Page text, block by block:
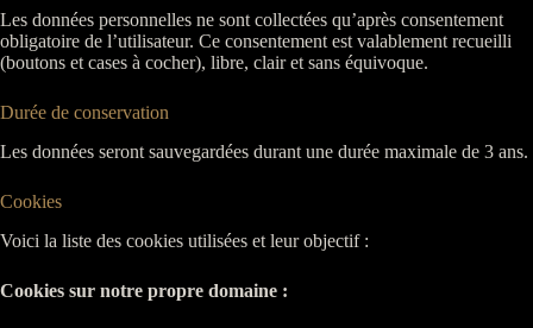
Les données personnelles ne sont collectées qu’après consentement
obligatoire de l’utilisateur. Ce consentement est valablement recueilli
(boutons et cases à cocher), libre, clair et sans équivoque.
Durée de conservation
Les données seront sauvegardées durant une durée maximale de 3 ans.
Cookies
Voici la liste des cookies utilisées et leur objectif :
Cookies sur notre propre domaine :